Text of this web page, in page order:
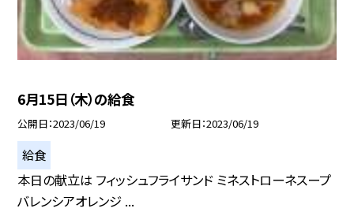
6月15日（木）の給食
公開日 2023/06/19 更新日 2023/06/19
給食
本日の献立は フィッシュフライサンド ミネストローネスープ
バレンシアオレンジ ...